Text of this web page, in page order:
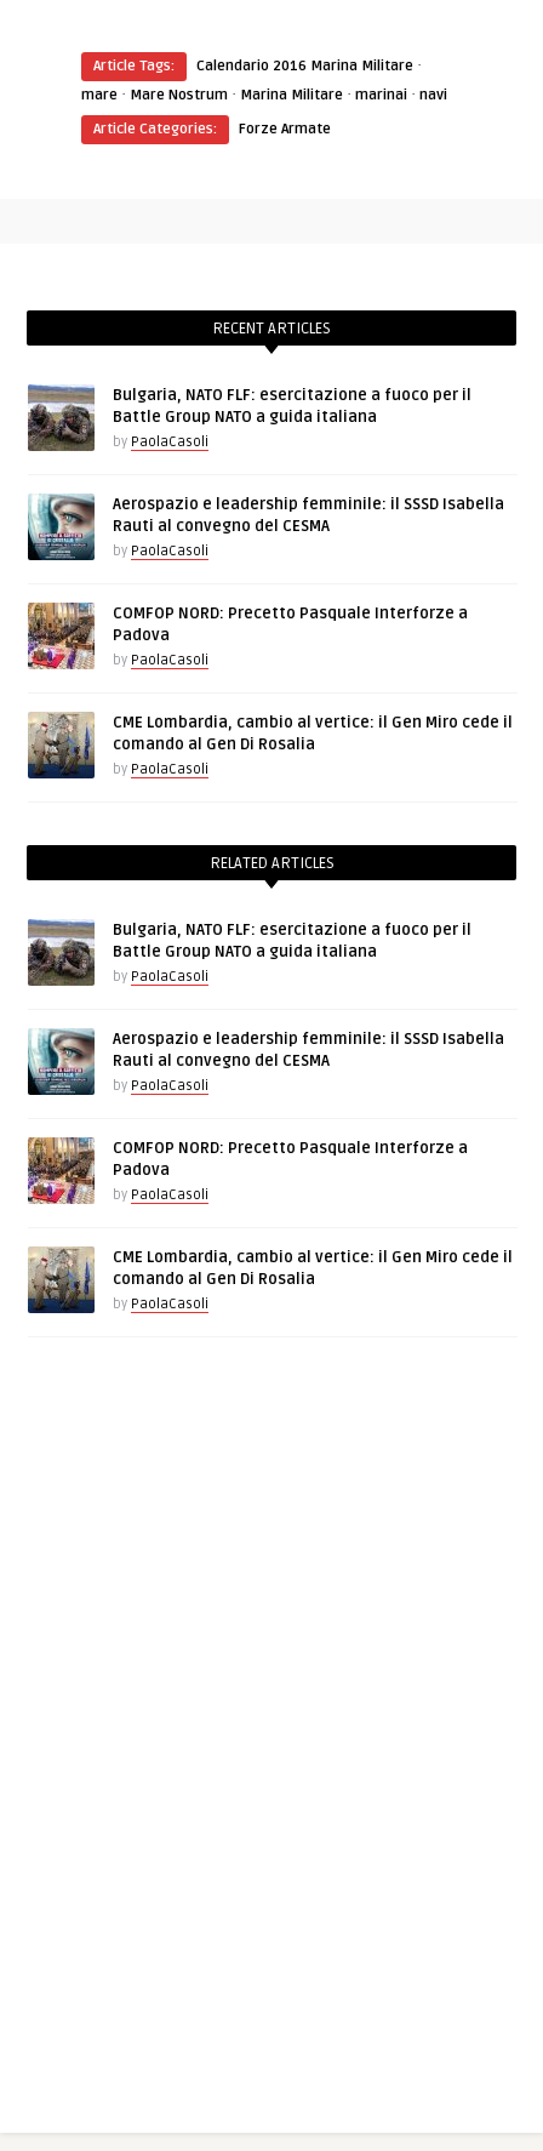
Article Tags: Calendario 2016 Marina Militare ·
mare · Mare Nostrum · Marina Militare ·marinai ·navi
Article Categories:
Forze Armate
RECENT ARTICLES
Bulgaria, NATO FLF: esercitazione a fuoco per il
Battle Group NATO a guida italiana
by PaolaCasoli
Aerospazio e leadership femminile: il SSSD Isabella
Rauti al convegno del CESMA
by PaolaCasoli
COMFOP NORD: Precetto Pasquale Interforze a
Padova
by PaolaCasoli
CME Lombardia, cambio al vertice: il Gen Miro cede il
comando al Gen Di Rosalia
by PaolaCasoli
RELATED ARTICLES
Bulgaria, NATO FLF: esercitazione a fuoco per il
Battle Group NATO a guida italiana
by PaolaCasoli
Aerospazio e leadership femminile: il SSSD Isabella
Rauti al convegno del CESMA
by PaolaCasoli
COMFOP NORD: Precetto Pasquale Interforze a
Padova
by PaolaCasoli
CME Lombardia, cambio al vertice: il Gen Miro cede il
comando al Gen Di Rosalia
by PaolaCasoli